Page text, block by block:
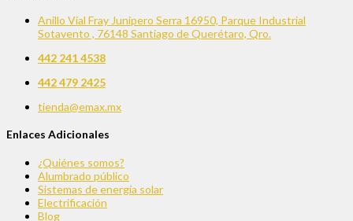
Anillo Vial Fray Junipero Serra 16950, Parque Industrial
Sotavento , 76148 Santiago de Querétaro, Qro.
442 241 4538
442 479 2425
tienda@emax.mx
Enlaces Adicionales
¿Quiénes somos?
Alumbrado público
Sistemas de energía solar
Electrificación
Blog